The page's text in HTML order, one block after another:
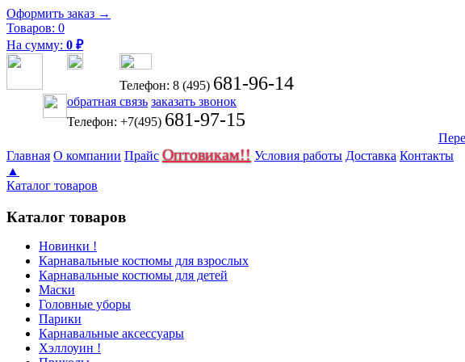
Оформить заказ →
Товаров: 0
На сумму: 0 ₽
Телефон: 8 (495) 681-96-14
обратная связь заказать звонок
Телефон: +7(495) 681-97-15
Главная О компании Прайс Оптовикам!! Условия работы Доставка Контакты
▲
Каталог товаров
Каталог товаров
Новинки !
Карнавальные костюмы для взрослых
Карнавальные костюмы для детей
Маски
Головные уборы
Парики
Карнавальные аксессуары
Хэллоуин !